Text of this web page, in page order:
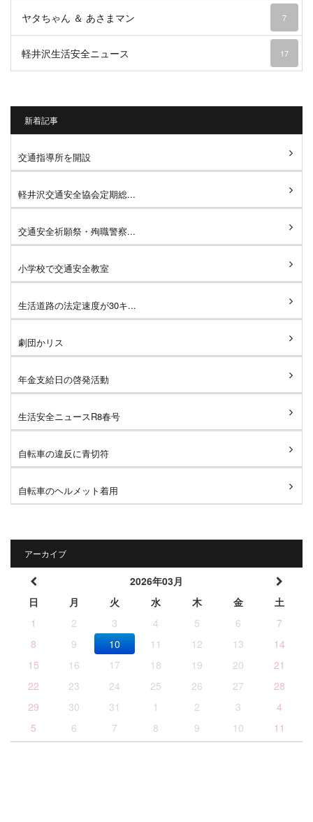
ヤタちゃん ＆ あさまマン 7
軽井沢生活安全ニュース 17
新着記事
交通指導所を開設
軽井沢交通安全協会定期総...
交通安全祈願祭・殉職警察...
小学校で交通安全教室
生活道路の法定速度が30キ...
劇団かリス
年金支給日の啓発活動
生活安全ニュースR8春号
自転車の違反に青切符
自転車のヘルメット着用
アーカイブ
2026年03月
日
月 火 水 木 金
土
1
2 3 4 5 6
7
8
9 10 11 12 13
14
15
16 17 18 19 20
21
22
23 24 25 26 27
28
29
30 31 1 2 3
4
5
6 7 8 9 10 11